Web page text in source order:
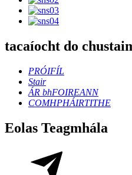
tacaíocht do
PRÓIFÍL
Stair
ÁR bhFOIREANN
COMHPHÁIRTITHE
Eolas Teagmhála